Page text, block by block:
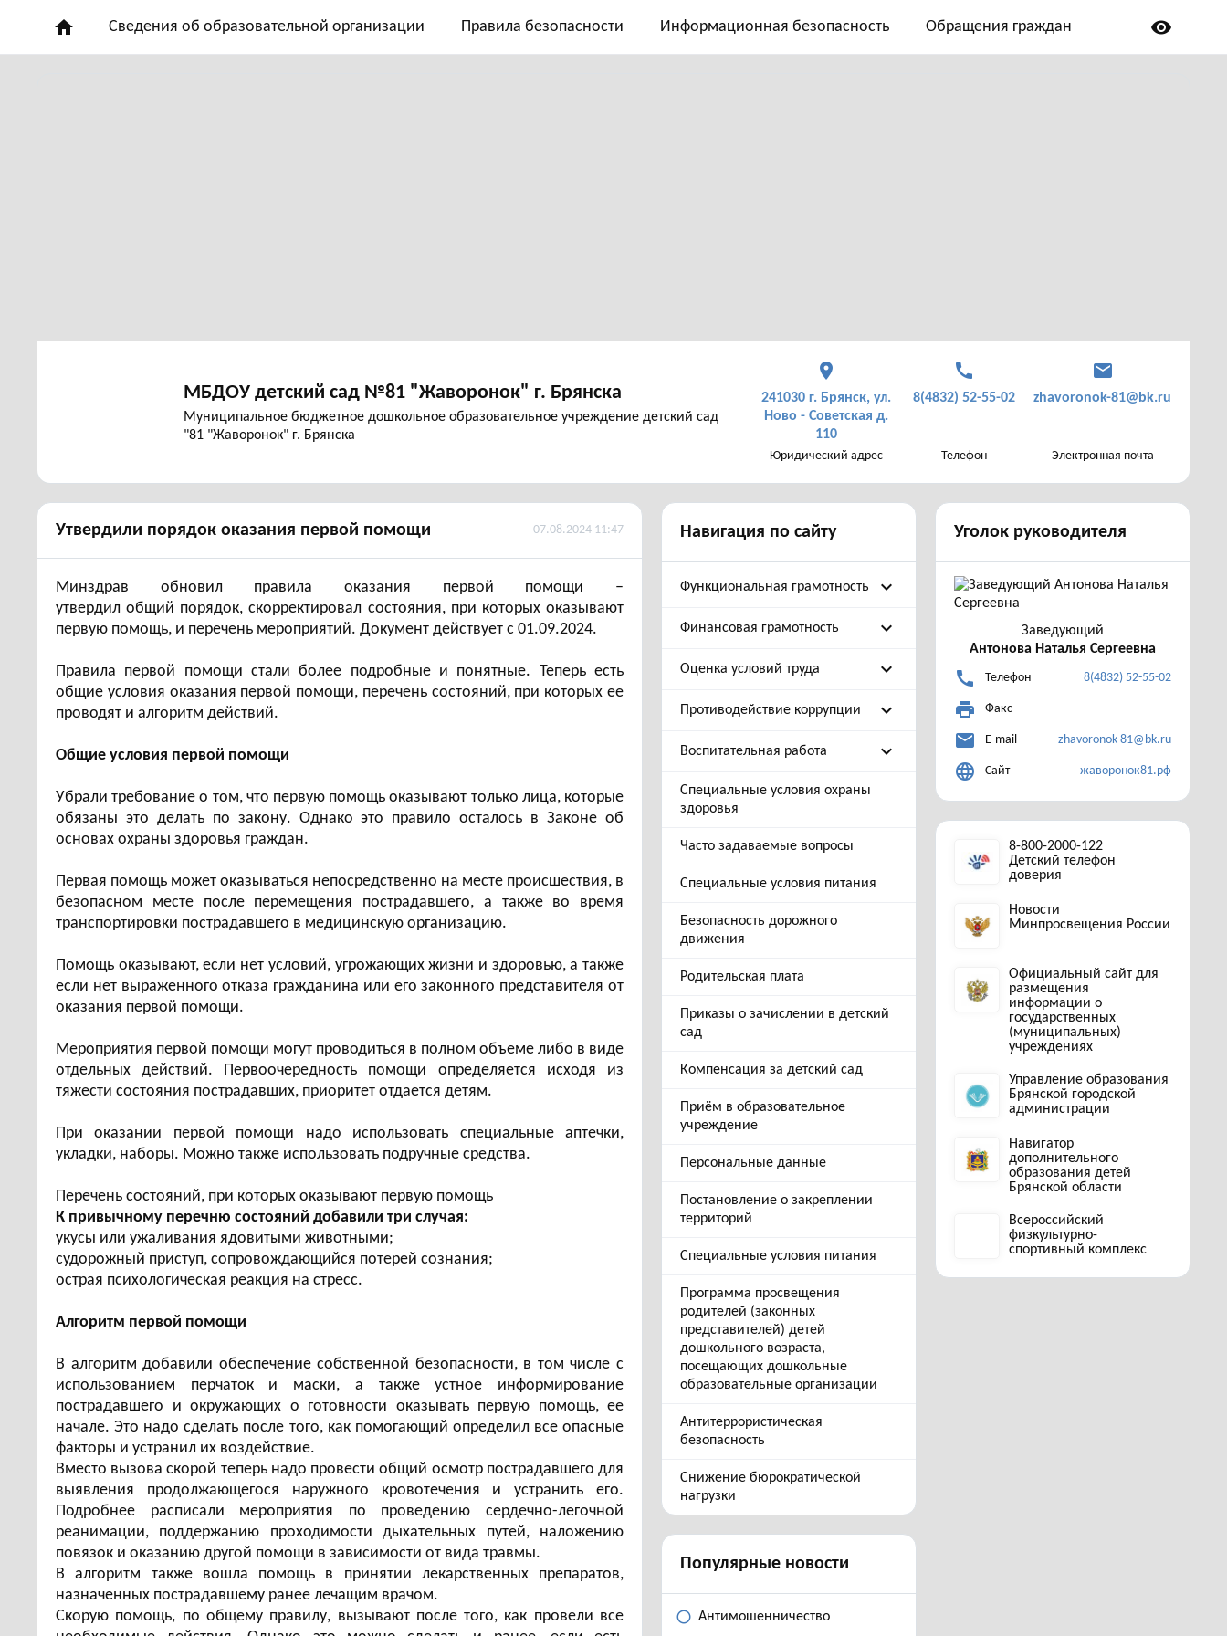
home Сведения об образовательной организации Правила безопасности Информационная безопасность Обращения граждан visibility
МБДОУ детский сад №81 "Жаворонок" г. Брянска
Муниципальное бюджетное дошкольное образовательное учреждение детский сад
"81 "Жаворонок" г. Брянска
place
241030 г. Брянск, ул.
Ново - Советская д.
110
Юридический адрес
call
8(4832) 52-55-02
Телефон
mail
zhavoronok-81@bk.ru
Электронная почта
Утвердили порядок оказания первой помощи 07.08.2024 11:47
Минздрав обновил правила оказания первой помощи –
утвердил общий порядок, скорректировал состояния, при которых оказывают
первую помощь, и перечень мероприятий. Документ действует с 01.09.2024.
Правила первой помощи стали более подробные и понятные. Теперь есть
общие условия оказания первой помощи, перечень состояний, при которых ее
проводят и алгоритм действий.
Общие условия первой помощи
Убрали требование о том, что первую помощь оказывают только лица, которые
обязаны это делать по закону. Однако это правило осталось в Законе об
основах охраны здоровья граждан.
Первая помощь может оказываться непосредственно на месте происшествия, в
безопасном месте после перемещения пострадавшего, а также во время
транспортировки пострадавшего в медицинскую организацию.
Помощь оказывают, если нет условий, угрожающих жизни и здоровью, а также
если нет выраженного отказа гражданина или его законного представителя от
оказания первой помощи.
Мероприятия первой помощи могут проводиться в полном объеме либо в виде
отдельных действий. Первоочередность помощи определяется исходя из
тяжести состояния пострадавших, приоритет отдается детям.
При оказании первой помощи надо использовать специальные аптечки,
укладки, наборы. Можно также использовать подручные средства.
Перечень состояний, при которых оказывают первую помощь
К привычному перечню состояний добавили три случая:
укусы или ужаливания ядовитыми животными;
судорожный приступ, сопровождающийся потерей сознания;
острая психологическая реакция на стресс.
Алгоритм первой помощи
В алгоритм добавили обеспечение собственной безопасности, в том числе с
использованием перчаток и маски, а также устное информирование
пострадавшего и окружающих о готовности оказывать первую помощь, ее
начале. Это надо сделать после того, как помогающий определил все опасные
факторы и устранил их воздействие.
Вместо вызова скорой теперь надо провести общий осмотр пострадавшего для
выявления продолжающегося наружного кровотечения и устранить его.
Подробнее расписали мероприятия по проведению сердечно-легочной
реанимации, поддержанию проходимости дыхательных путей, наложению
повязок и оказанию другой помощи в зависимости от вида травмы.
В алгоритм также вошла помощь в принятии лекарственных препаратов,
назначенных пострадавшему ранее лечащим врачом.
Скорую помощь, по общему правилу, вызывают после того, как провели все
Навигация по сайту
Функциональная грамотность expand_more
Финансовая грамотность expand_more
Оценка условий труда expand_more
Противодействие коррупции expand_more
Воспитательная работа expand_more
Специальные условия охраны
здоровья
Часто задаваемые вопросы
Специальные условия питания
Безопасность дорожного
движения
Родительская плата
Приказы о зачислении в детский
сад
Компенсация за детский сад
Приём в образовательное
учреждение
Персональные данные
Постановление о закреплении
территорий
Специальные условия питания
Программа просвещения
родителей (законных
представителей) детей
дошкольного возраста,
посещающих дошкольные
образовательные организации
Антитеррористическая
безопасность
Снижение бюрократической
нагрузки
Популярные новости
Антимошенничество
Уголок руководителя
Заведующий
Антонова Наталья Сергеевна
call Телефон 8(4832) 52-55-02
print Факс
mail E-mail zhavoronok-81@bk.ru
language Сайт жаворонок81.рф
8-800-2000-122
Детский телефон
доверия
Новости
Минпросвещения России
Официальный сайт для
размещения
информации о
государственных
(муниципальных)
учреждениях
Управление образования
Брянской городской
администрации
Навигатор
дополнительного
образования детей
Брянской области
Всероссийский
физкультурно-
спортивный комплекс